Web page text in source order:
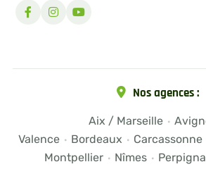
Nos agences :
Aix / Marseille ·
Valence · Bordeaux · Carcassonne
Montpellier · Nîmes ·